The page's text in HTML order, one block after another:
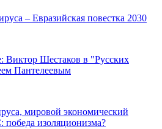
– Евразийская повестка 2030
Виктор Шестаков в "Русских
Пантелеевым
мировой экономический
изоляционизма?